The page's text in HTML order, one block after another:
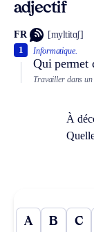
adjectif
FR [myltitɑʃ]
Informatique.
Qui permet
1
Travailler dans un
À
A B C